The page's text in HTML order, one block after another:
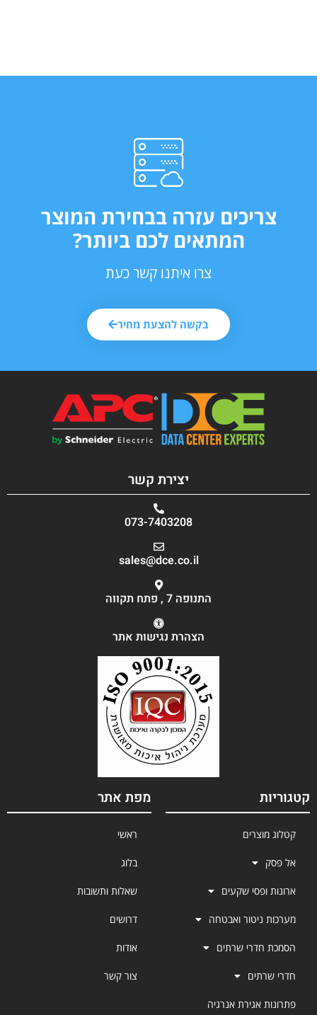
צריכים עזרה בבחירת המוצר
המתאים לכם ביותר?
צרו איתנו קשר כעת
בקשה להצעת מחיר
יצירת קשר
073-7403208
sales@dce.co.il
התנופה 7 , פתח תקווה
הצהרת נגישות אתר
קטגוריות
קטלוג מוצרים
אל פסק
ארונות ופסי שקעים
מערכות ניטור ואבטחה
הסמכת חדרי שרתים
חדרי שרתים
פתרונות אגירת אנרגיה
מפת אתר
ראשי
בלוג
שאלות ותשובות
דרושים
אודות
צור קשר